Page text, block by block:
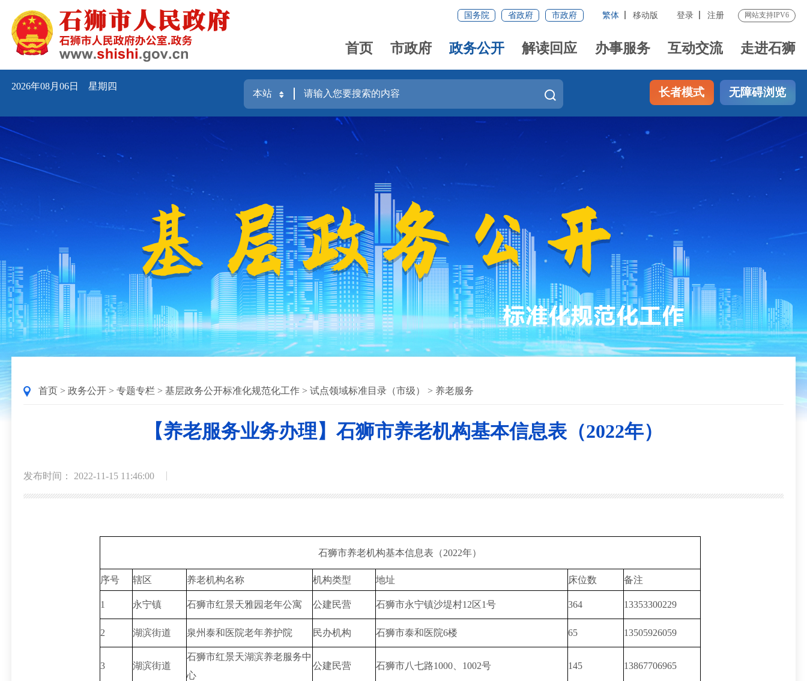
国务院 省政府 市政府 繁体 移动版 登录 注册 网站支持IPV6
首页 市政府 政务公开 解读回应 办事服务 互动交流 走进石狮
2026年08月06日 星期四 长者模式 无障碍浏览
首页> 政务公开> 专题专栏 > 基层政务公开标准化规范化工作> 试点领域标准目录（市级） > 养老服务
【养老服务业务办理】石狮市养老机构基本信息表（2022年）
发布时间： 2022-11-15 11:46:00
石狮市养老机构基本信息表（2022年）
序号 辖区 养老机构名称 机构类型 地址 床位数 备注
1 永宁镇 石狮市红景天雅园老年公寓 公建民营 石狮市永宁镇沙堤村12区1号 364 13353300229
2 湖滨街道 泉州泰和医院老年养护院 民办机构 石狮市泰和医院6楼 65 13505926059
3 湖滨街道
石狮市红景天湖滨养老服务中
心
公建民营 石狮市八七路1000、1002号 145 13867706965